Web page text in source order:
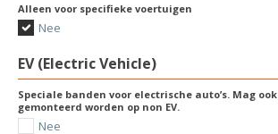
Alleen voor specifieke voertuigen
Nee
EV (Electric Vehicle)
Speciale banden voor electrische auto’s. Mag ook
gemonteerd worden op non EV.
Nee